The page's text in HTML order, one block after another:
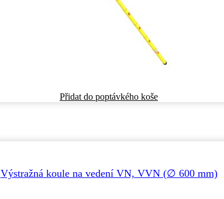
Přidat do poptávkého košeTento
vybrat
na
Výstražná koule na vedení VN, VVN (∅ 600 mm)